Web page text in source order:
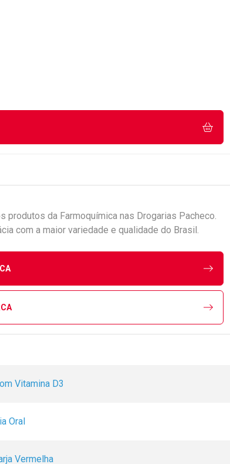
produtos da Farmoquímica nas Drogarias Pacheco.
com a maior variedade e qualidade do Brasil.
Vitamina D3
Oral
Vermelha